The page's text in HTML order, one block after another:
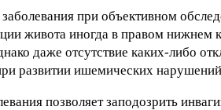
при объективном
живота иногда в правом
даже отсутствие каких-либо
развитии ишемических
позволяет заподозрить